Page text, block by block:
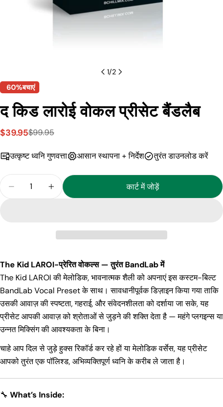
1/2
60%बचाएं
द किड लारोई वोकल प्रीसेट बैंडलैब
बिक्री
$39.95
नियमित $99.95
उत्कृष्ट ध्वनि गुणवत्ता आसान स्थापना + निर्देश तुरंत डाउनलोड करें
द किड लारोई वोकल प्रीसेट बैंडलैब के लिए मात्रा कम करें
द किड लारोई वोकल प्रीसेट बैंडलैब के लिए मात्रा बढ़ाएं
कार्ट में जोड़ें
The Kid LAROI-प्रेरित वोकल्स — तुरंत BandLab में
The Kid LAROI की मेलोडिक, भावनात्मक शैली को अपनाएं इस कस्टम-बिल्ट
BandLab Vocal Preset के साथ। सावधानीपूर्वक डिज़ाइन किया गया ताकि
उसकी आवाज़ की स्पष्टता, गहराई, और संवेदनशीलता को दर्शाया जा सके, यह
प्रीसेट आपकी आवाज़ को श्रोताओं से जुड़ने की शक्ति देता है — महंगे प्लगइन्स या
उन्नत मिक्सिंग की आवश्यकता के बिना।
चाहे आप दिल से जुड़े हुक्स रिकॉर्ड कर रहे हों या मेलोडिक वर्सेस, यह प्रीसेट
आपको तुरंत एक पॉलिश्ड, अभिव्यक्तिपूर्ण ध्वनि के करीब ले जाता है।
🔧 What’s Inside: